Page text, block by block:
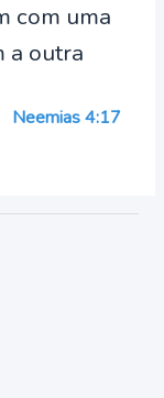
com uma
a outra
Neemias 4:17